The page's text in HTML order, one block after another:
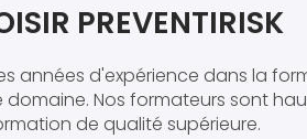
PREVENTIRISK
années d'expérience dans la
Nos formateurs sont
de qualité supérieure.